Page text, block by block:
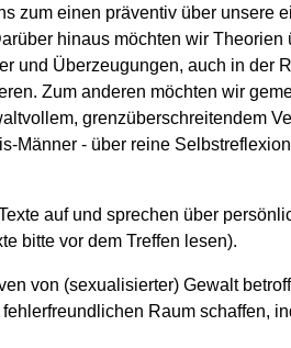
zum einen präventiv über unsere
hinaus möchten wir
und Überzeugungen, auch in der
Zum anderen möchten wir
grenzüberschreitendem
Männer - über reine
auf und sprechen über
bitte vor dem Treffen lesen).
von (sexualisierter) Gewalt
Raum schaffen,